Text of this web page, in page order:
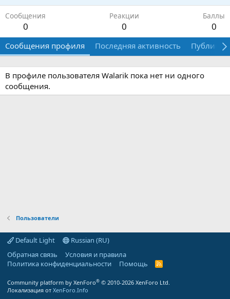
Сообщения
0
Реакции
0
Баллы
0
Сообщения профиля Последняя активность
В профиле пользователя Walarik пока нет ни одного
сообщения.
Пользователи
Default Light
Russian (RU)
Обратная связь
Условия и правила
Политика конфиденциальности
Помощь
R
Community platform by XenForo® © 2010-2026 XenForo Ltd.
Локализация от XenForo.Info